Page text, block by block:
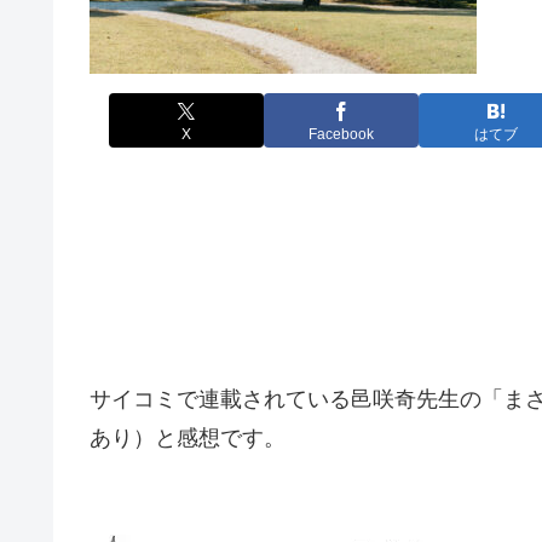
X Facebook はてブ
サイコミで連載されている邑咲奇先生の「ま
あり）と感想です。